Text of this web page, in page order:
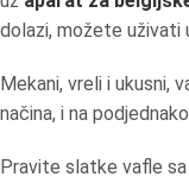
dolazi, možete uživati
Mekani, vreli i ukusni,
načina, i na
Pravite slatke vafle